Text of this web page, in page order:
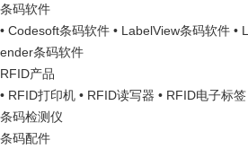
条码软件
• Codesoft条码软件 • LabelView条码软件 •
ender条码软件
RFID产品
• RFID打印机 • RFID读写器 • RFID电子标签
条码检测仪
条码配件